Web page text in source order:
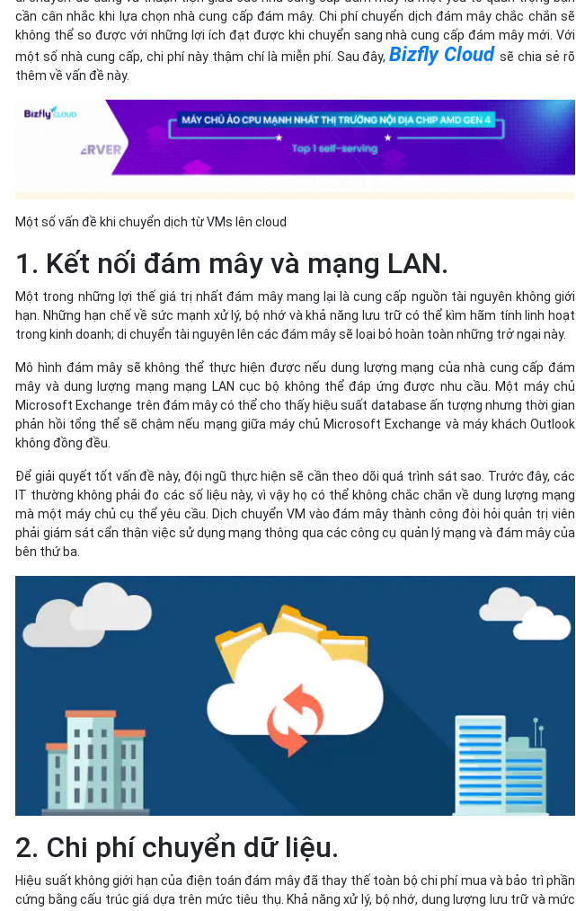
cần cân nhắc khi lựa chọn nhà cung cấp đám mây. Chi phí chuyển dịch đám mây chắc chắn sẽ
không thể so được với những lợi ích đạt được khi chuyển sang nhà cung cấp đám mây mới. Với
một số nhà cung cấp, chi phí này thậm chí là miễn phí. Sau đây, Bizfly Cloud sẽ chia sẻ rõ
thêm về vấn đề này.
Một số vấn đề khi chuyển dịch từ VMs lên cloud
1. Kết nối đám mây và mạng LAN.
Một trong những lợi thế giá trị nhất đám mây mang lại là cung cấp nguồn tài nguyên không giới
hạn. Những hạn chế về sức mạnh xử lý, bộ nhớ và khả năng lưu trữ có thể kìm hãm tính linh hoạt
trong kinh doanh; di chuyển tài nguyên lên các đám mây sẽ loại bỏ hoàn toàn những trở ngại này.
Mô hình đám mây sẽ không thể thực hiện được nếu dung lượng mạng của nhà cung cấp đám
mây và dung lượng mạng mạng LAN cục bộ không thể đáp ứng được nhu cầu. Một máy chủ
Microsoft Exchange trên đám mây có thể cho thấy hiệu suất database ấn tượng nhưng thời gian
phản hồi tổng thể sẽ chậm nếu mạng giữa máy chủ Microsoft Exchange và máy khách Outlook
không đồng đều.
Để giải quyết tốt vấn đề này, đội ngũ thực hiện sẽ cần theo dõi quá trình sát sao. Trước đây, các
IT thường không phải đo các số liệu này, vì vậy họ có thể không chắc chắn về dung lượng mạng
mà một máy chủ cụ thể yêu cầu. Dịch chuyển VM vào đám mây thành công đòi hỏi quản trị viên
phải giám sát cẩn thận việc sử dụng mạng thông qua các công cụ quản lý mạng và đám mây của
bên thứ ba.
2. Chi phí chuyển dữ liệu.
Hiệu suất không giới hạn của điện toán đám mây đã thay thế toàn bộ chi phí mua và bảo trì phần
cứng bằng cấu trúc giá dựa trên mức tiêu thụ. Khả năng xử lý, bộ nhớ, dung lượng lưu trữ và mức